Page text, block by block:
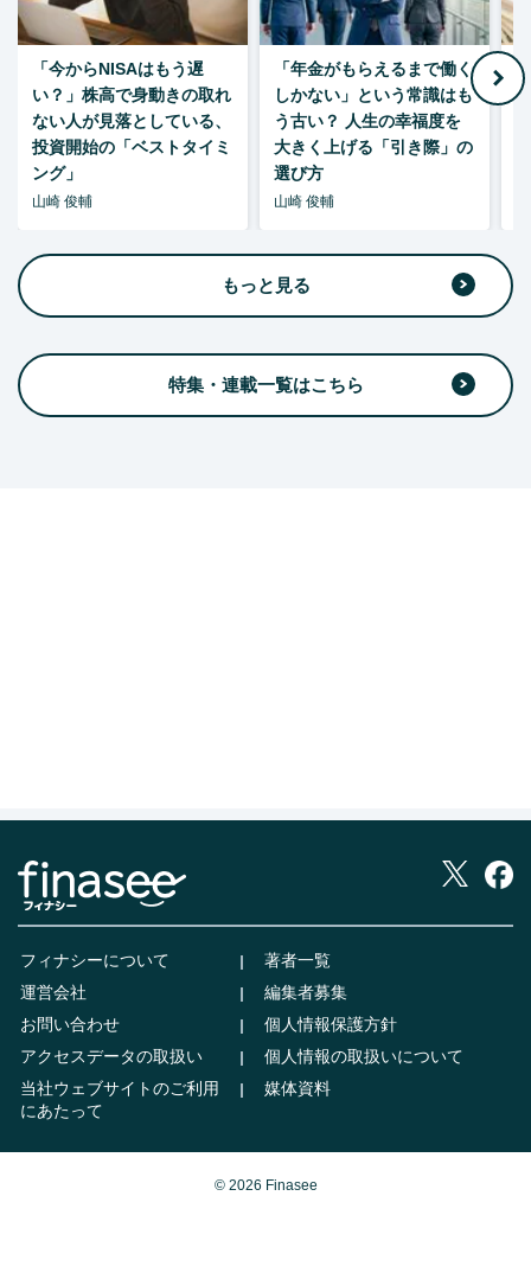
「今からNISAはもう遅
い？」株高で身動きの取れ
ない人が見落としている、
投資開始の「ベストタイミ
ング」
山崎 俊輔
「年金がもらえるまで働く
しかない」という常識はも
う古い？ 人生の幸福度を
大きく上げる「引き際」の
選び方
山崎 俊輔
もっと見る
特集・連載一覧はこちら
フィナシーについて
著者一覧
運営会社
編集者募集
お問い合わせ
個人情報保護方針
アクセスデータの取扱い
個人情報の取扱いについて
当社ウェブサイトのご利用
にあたって
媒体資料
© 2026 Finasee